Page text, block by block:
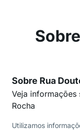
Sobre Rua
Veja informações
Rocha
Utilizamos